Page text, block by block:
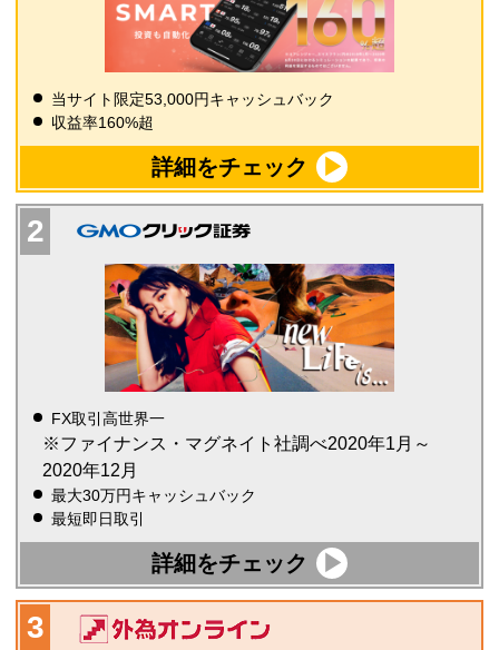
当サイト限定53,000円キャッシュバック
収益率160%超
詳細をチェック
FX取引高世界一
※ファイナンス・マグネイト社調べ2020年1月～
2020年12月
最大30万円キャッシュバック
最短即日取引
詳細をチェック